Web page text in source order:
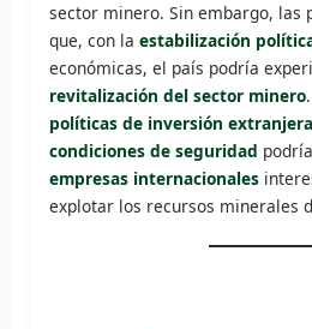
sector minero. Sin embargo, las
que, con la estabilización
económicas, el país podría
revitalización del sector minero
políticas de inversión extranjera
condiciones de seguridad
empresas internacionales
explotar los recursos minerales